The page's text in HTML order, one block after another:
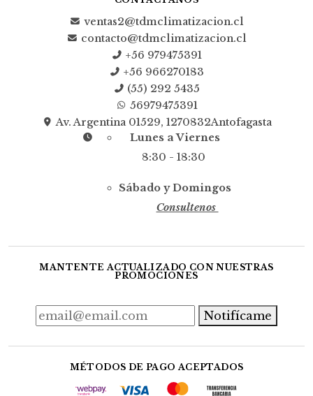
ventas2@tdmclimatizacion.cl
contacto@tdmclimatizacion.cl
+56 979475391
+56 966270183
(55) 292 5435
56979475391
Av. Argentina 01529, 1270832Antofagasta
Lunes a Viernes
8:30 - 18:30
Sábado y Domingos
Consultenos
MANTENTE ACTUALIZADO CON NUESTRAS
PROMOCIONES
Notifícame
MÉTODOS DE PAGO ACEPTADOS